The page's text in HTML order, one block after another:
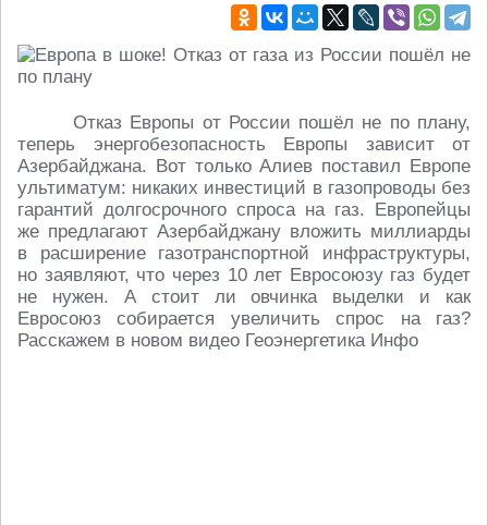
Отказ Европы от России пошёл не по плану,
теперь энергобезопасность Европы зависит от
Азербайджана. Вот только Алиев поставил Европе
ультиматум: никаких инвестиций в газопроводы без
гарантий долгосрочного спроса на газ. Европейцы
же предлагают Азербайджану вложить миллиарды
в расширение газотранспортной инфраструктуры,
но заявляют, что через 10 лет Евросоюзу газ будет
не нужен. А стоит ли овчинка выделки и как
Евросоюз собирается увеличить спрос на газ?
Расскажем в новом видео Геоэнергетика Инфо